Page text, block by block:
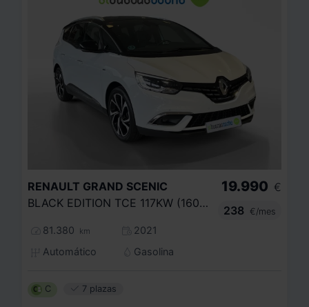
RENAULT GRAND SCENIC
BLACK EDITION TCE 117KW (160CV) EDC GPF
81.380 km
2021
Automático
Gasolina
19.990 €
238
€/mes
C 7 plazas